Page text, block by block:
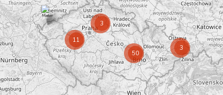
3
3
11
50